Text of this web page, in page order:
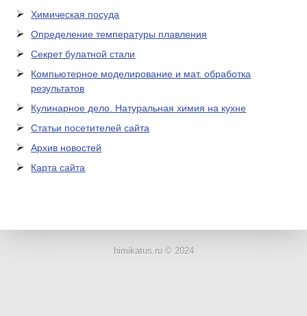
Химическая посуда
Определение температуры плавления
Секрет булатной стали
Компьютерное моделирование и мат. обработка
результатов
Кулинарное дело. Натуральная химия на кухне
Статьи посетителей сайта
Архив новостей
Карта сайта
himikatus.ru © 2024